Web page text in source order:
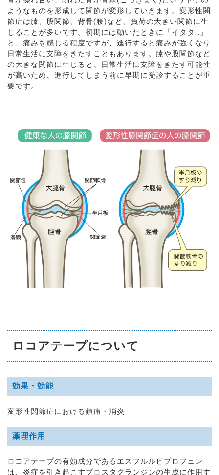
ようなものを形成して関節が変形していきます。変形性関
節症は膝、股関節、背骨(腰)など、負荷の大きい関節に生
じることが多いです。初期には動いたときに「イタタ…」
と、痛みを感じる程度ですが、進行すると痛みが強くなり
日常生活に支障をきたすこともあります。膝や股関節など
の大きな関節に生じると、日常生活に支障をきたす可能性
が高いため、進行してしまう前に早期に受診することが重
要です。
ロコアテープについて
効果・効能
変形性関節症における鎮痛・消炎
薬理作用
ロコアテープの有効成分であるエスフルルビプロフェン
は、炎症を引き起こすプロスタグランジンの生成に作用す